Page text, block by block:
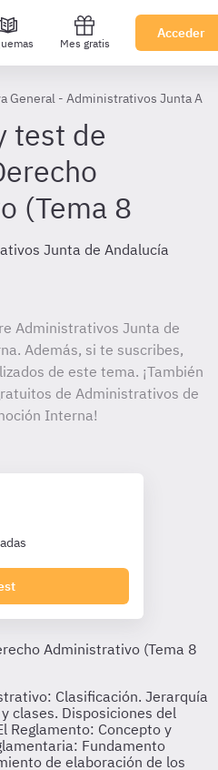
Mes gratis
Acceder
General - Administrativos Junta
test de
(Tema 8
Junta de Andalucía
Administrativos Junta de
Además, si te suscribes,
de este tema. ¡También
de Administrativos de
Interna!